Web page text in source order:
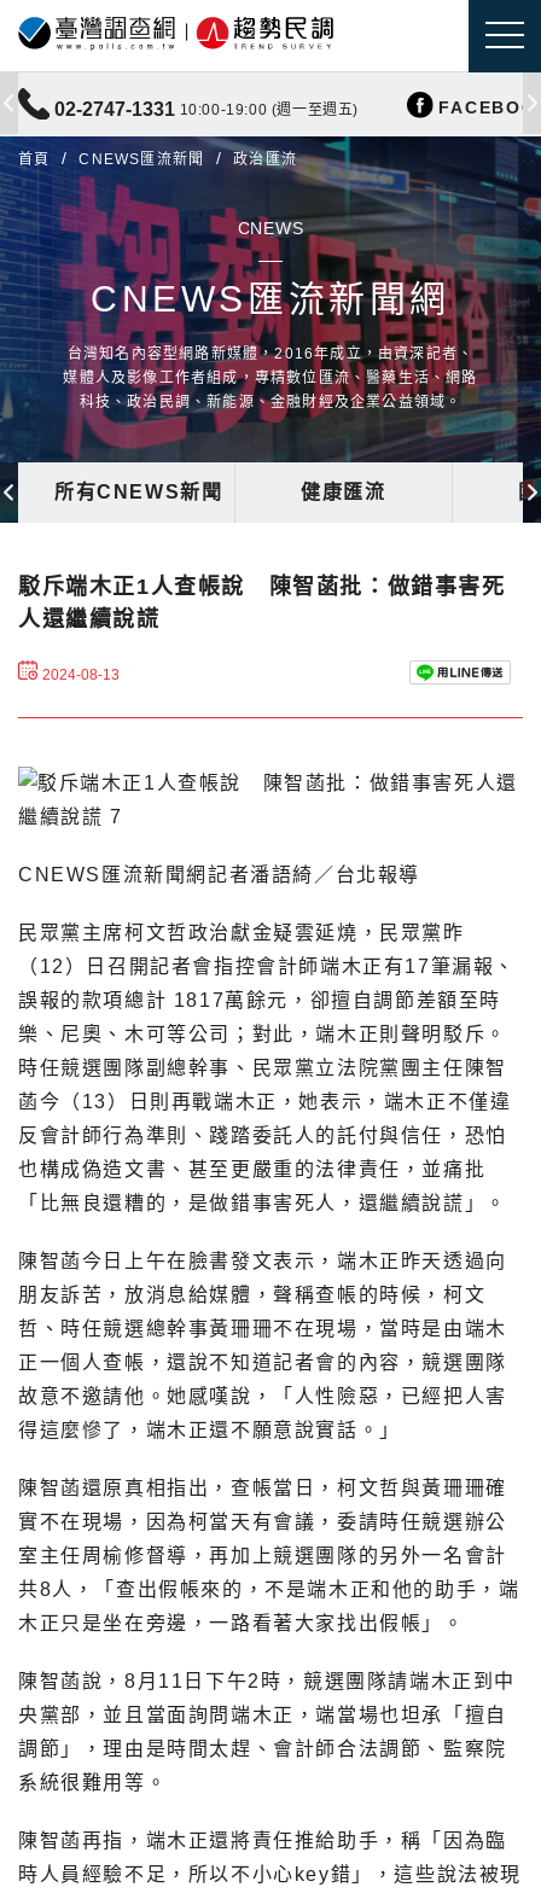
02-2747-1331 10:00-19:00 (週一至週五)
首頁 CNEWS匯流新聞 政治匯流
CNEWS
CNEWS匯流新聞網
台灣知名內容型網路新媒體，2016年成立，由資深記者、
媒體人及影像工作者組成，專精數位匯流、醫藥生活、網路
科技、政治民調、新能源、金融財經及企業公益領域。
所有CNEWS新聞 健康匯流
駁斥端木正1人查帳說 陳智菡批：做錯事害死
人還繼續說謊
2024-08-13
CNEWS匯流新聞網記者潘語綺／台北報導
民眾黨主席柯文哲政治獻金疑雲延燒，民眾黨昨
（12）日召開記者會指控會計師端木正有17筆漏報、
誤報的款項總計 1817萬餘元，卻擅自調節差額至時
樂、尼奧、木可等公司；對此，端木正則聲明駁斥。
時任競選團隊副總幹事、民眾黨立法院黨團主任陳智
菡今（13）日則再戰端木正，她表示，端木正不僅違
反會計師行為準則、踐踏委託人的託付與信任，恐怕
也構成偽造文書、甚至更嚴重的法律責任，並痛批
「比無良還糟的，是做錯事害死人，還繼續說謊」。
陳智菡今日上午在臉書發文表示，端木正昨天透過向
朋友訴苦，放消息給媒體，聲稱查帳的時候，柯文
哲、時任競選總幹事黃珊珊不在現場，當時是由端木
正一個人查帳，還說不知道記者會的內容，競選團隊
故意不邀請他。她感嘆說，「人性險惡，已經把人害
得這麼慘了，端木正還不願意說實話。」
陳智菡還原真相指出，查帳當日，柯文哲與黃珊珊確
實不在現場，因為柯當天有會議，委請時任競選辦公
室主任周榆修督導，再加上競選團隊的另外一名會計
共8人，「查出假帳來的，不是端木正和他的助手，端
木正只是坐在旁邊，一路看著大家找出假帳」。
陳智菡說，8月11日下午2時，競選團隊請端木正到中
央黨部，並且當面詢問端木正，端當場也坦承「擅自
調節」，理由是時間太趕、會計師合法調節、監察院
系統很難用等。
陳智菡再指，端木正還將責任推給助手，稱「因為臨
時人員經驗不足，所以不小心key錯」，這些說法被現